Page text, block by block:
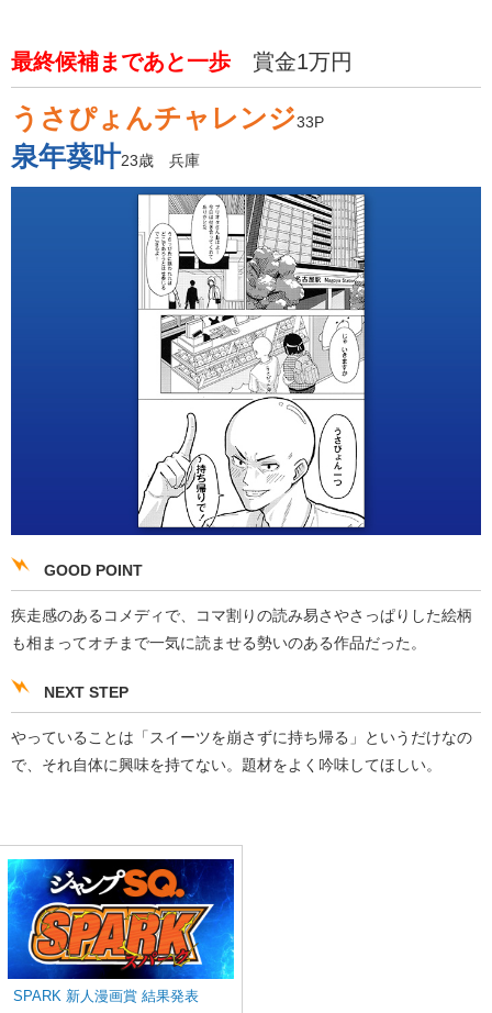
最終候補まであと一歩 賞金1万円
うさぴょんチャレンジ33P
泉年葵叶23歳 兵庫
GOOD POINT
疾走感のあるコメディで、コマ割りの読み易さやさっぱりした絵柄
も相まってオチまで一気に読ませる勢いのある作品だった。
NEXT STEP
やっていることは「スイーツを崩さずに持ち帰る」というだけなの
で、それ自体に興味を持てない。題材をよく吟味してほしい。
SPARK 新人漫画賞 結果発表